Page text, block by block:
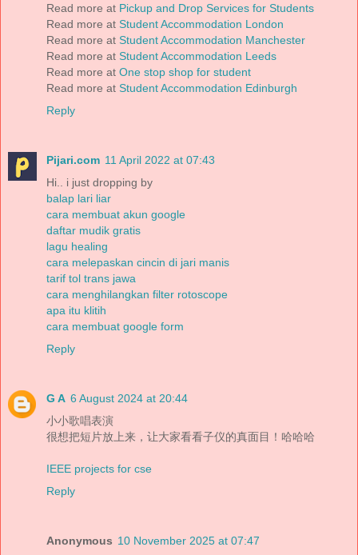
Read more at Pickup and Drop Services for Students
Read more at Student Accommodation London
Read more at Student Accommodation Manchester
Read more at Student Accommodation Leeds
Read more at One stop shop for student
Read more at Student Accommodation Edinburgh
Reply
Pijari.com 11 April 2022 at 07:43
Hi.. i just dropping by
balap lari liar
cara membuat akun google
daftar mudik gratis
lagu healing
cara melepaskan cincin di jari manis
tarif tol trans jawa
cara menghilangkan filter rotoscope
apa itu klitih
cara membuat google form
Reply
G A 6 August 2024 at 20:44
小小歌唱表演
很想把短片放上来，让大家看看子仪的真面目！哈哈哈
IEEE projects for cse
Reply
Anonymous 10 November 2025 at 07:47